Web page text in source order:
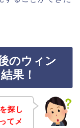
のウィン
果！
探し
てメ